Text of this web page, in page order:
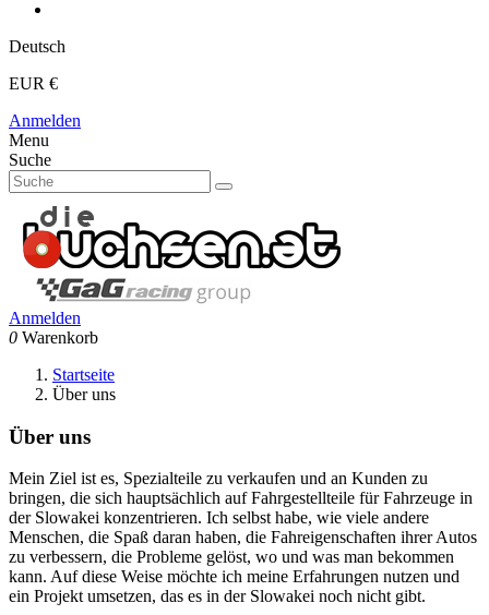
Deutsch
EUR €
Anmelden
Menu
Suche
Anmelden
0 Warenkorb
Startseite
Über uns
Über uns
Mein Ziel ist es, Spezialteile zu verkaufen und an Kunden zu
bringen, die sich hauptsächlich auf Fahrgestellteile für Fahrzeuge in
der Slowakei konzentrieren. Ich selbst habe, wie viele andere
Menschen, die Spaß daran haben, die Fahreigenschaften ihrer Autos
zu verbessern, die Probleme gelöst, wo und was man bekommen
kann. Auf diese Weise möchte ich meine Erfahrungen nutzen und
ein Projekt umsetzen, das es in der Slowakei noch nicht gibt.